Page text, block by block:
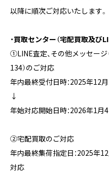
以降に順次ご対応いたします。
・買取センター（宅配買取及び
①LINE査定、その他メッセージ
134）のご対応
年内最終受付日時：2025年12月
↓
年始対応開始日時：2026年1月
②宅配買取のご対応
年内最終集荷指定日：2025年
対応